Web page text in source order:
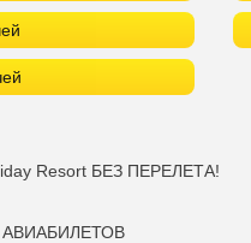
Resort БЕЗ ПЕРЕЛЕТА!